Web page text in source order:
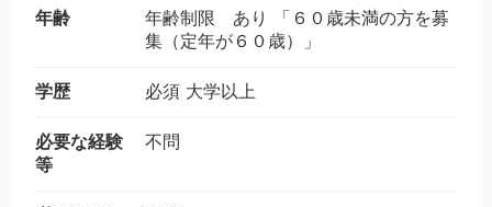
年齢
年齢制限 あり 「６０歳未満の方を募
集（定年が６０歳）」
学歴 必須 大学以上
必要な経験
等
不問